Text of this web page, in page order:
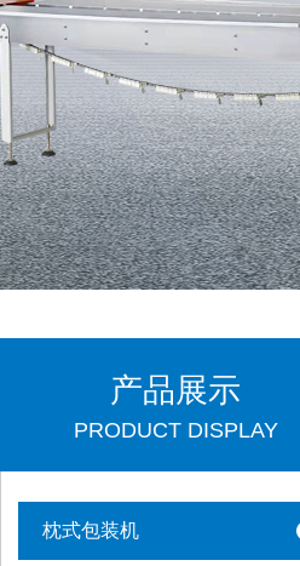
产品展示
PRODUCT DISPLAY
枕式包装机